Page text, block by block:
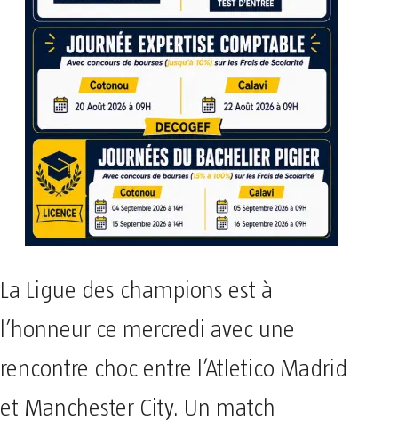
La Ligue des champions est à
l’honneur ce mercredi avec une
rencontre choc entre l’Atletico Madrid
et Manchester City. Un match